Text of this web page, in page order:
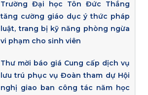
Trường Đại học Tôn Đức Thắng
tăng cường giáo dục ý thức pháp
luật, trang bị kỹ năng phòng ngừa
vi phạm cho sinh viên
Thư mời báo giá Cung cấp dịch vụ
lưu trú phục vụ Đoàn tham dự Hội
nghị giao ban công tác năm học